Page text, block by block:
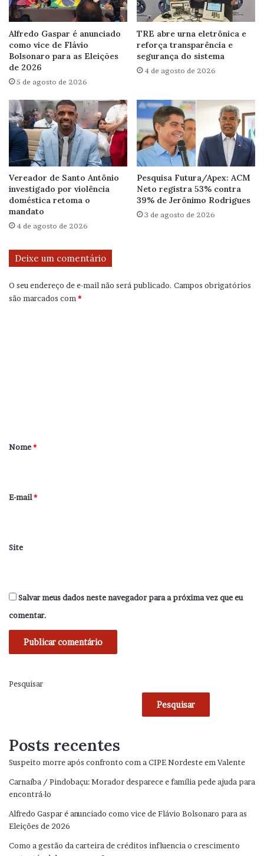
Alfredo Gaspar é anunciado
como vice de Flávio
Bolsonaro para as Eleições
de 2026
5 de agosto de 2026
TRE abre urna eletrônica e
reforça transparência e
segurança do sistema
4 de agosto de 2026
Vereador de Santo Antônio
investigado por violência
doméstica retoma o
mandato
4 de agosto de 2026
Pesquisa Futura/Apex: ACM
Neto registra 53% contra
39% de Jerônimo Rodrigues
3 de agosto de 2026
Deixe um comentário
O seu endereço de e-mail não será publicado. Campos obrigatórios
são marcados com*
r
*
Nome*
E-mail*
Site
Salvar meus dados neste navegador para a próxima vez que eu
comentar.
Pesquisar
Pesquisar
Posts recentes
Suspeito morre após confronto com a CIPE Nordeste em Valente
Carnaíba / Pindobaçu: Morador desparece e família pede ajuda para
encontrá-lo
Alfredo Gaspar é anunciado como vice de Flávio Bolsonaro para as
Eleições de 2026
Como a gestão da carteira de créditos influencia o crescimento